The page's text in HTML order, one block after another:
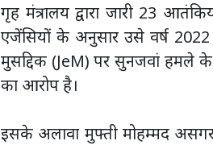
गृह मंत्रालय द्वारा जारी 23
एजेंसियों के अनुसार उसे वर्ष
मुसद्दिक (JeM) पर सुनजवां हमले
का आरोप है।
इसके अलावा मुफ्ती मोहम्मद